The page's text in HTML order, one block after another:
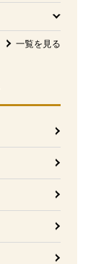
一覧を見る